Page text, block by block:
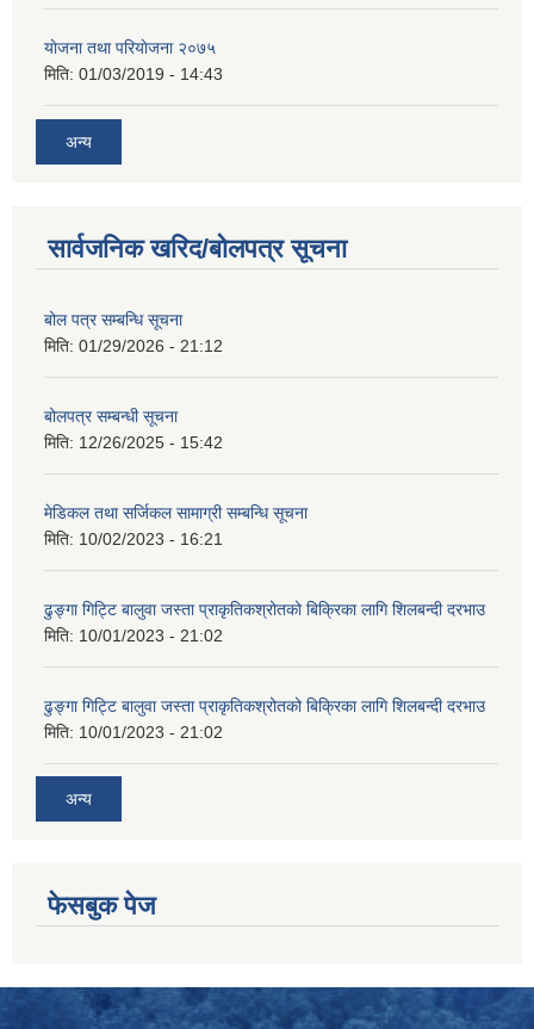
याेजना तथा परियाेजना २०७५
मिति: 01/03/2019 - 14:43
अन्य
सार्वजनिक खरिद/बोलपत्र सूचना
बोल पत्र सम्बन्धि सूचना
मिति: 01/29/2026 - 21:12
बोलपत्र सम्बन्धी सूचना
मिति: 12/26/2025 - 15:42
मेडिकल तथा सर्जिकल सामाग्री सम्बन्धि सूचना
मिति: 10/02/2023 - 16:21
ढुङ्गा गिट्टि बालुवा जस्ता प्राकृतिकश्रोतको बिक्रिका लागि शिलबन्दी दरभाउ
मिति: 10/01/2023 - 21:02
ढुङ्गा गिट्टि बालुवा जस्ता प्राकृतिकश्रोतको बिक्रिका लागि शिलबन्दी दरभाउ
मिति: 10/01/2023 - 21:02
अन्य
फेसबुक पेज